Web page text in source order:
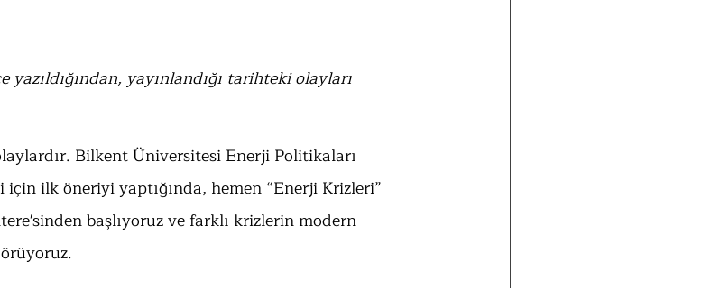
yayınlandığı tarihteki olayları
Bilkent Üniversitesi Enerji Politikaları
ilk öneriyi yaptığında, hemen “Enerji Krizleri”
başlıyoruz ve farklı krizlerin modern